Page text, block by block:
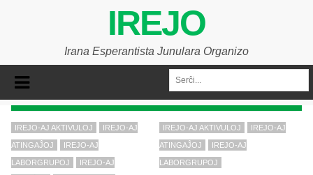
IREJO
Irana Esperantista Junulara Organizo
IREJO-AJ AKTIVULOJ IREJO-AJ
ATINGAĴOJ IREJO-AJ
LABORGRUPOJ IREJO-AJ
IREJO-AJ AKTIVULOJ IREJO-AJ
ATINGAĴOJ IREJO-AJ
LABORGRUPOJ